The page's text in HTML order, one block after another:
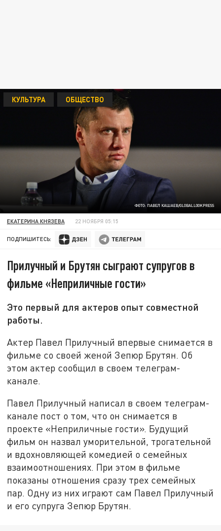
ФОТО: ПАВЕЛ КАШАЕВ/GLOBALLOOKPRESS
КУЛЬТУРА ОБЩЕСТВО
ЕКАТЕРИНА КНЯЗЕВА 22 НОЯБРЯ 05:15
ПОДПИШИТЕСЬ:
Прилучный и Брутян сыграют супругов в
фильме «Неприличные гости»
Это первый для актеров опыт совместной
работы.
Актер Павел Прилучный впервые снимается в
фильме со своей женой Зепюр Брутян. Об
этом актер сообщил в своем телеграм-
канале.
Павел Прилучный написал в своем телеграм-
канале пост о том, что он снимается в
проекте «Неприличные гости». Будущий
фильм он назвал уморительной, трогательной
и вдохновляющей комедией о семейных
взаимоотношениях. При этом в фильме
показаны отношения сразу трех семейных
пар. Одну из них играют сам Павел Прилучный
и его супруга Зепюр Брутян.